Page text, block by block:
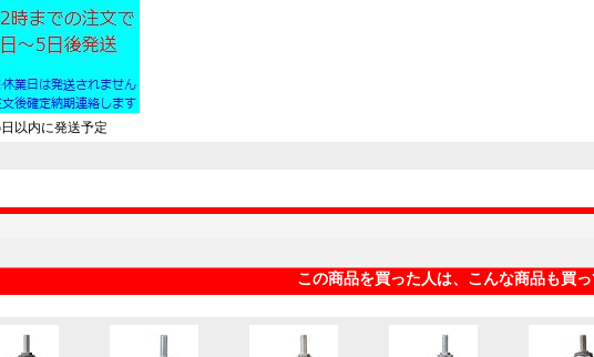
以内に発送予定
この商品を買った人は、こんな商品も買